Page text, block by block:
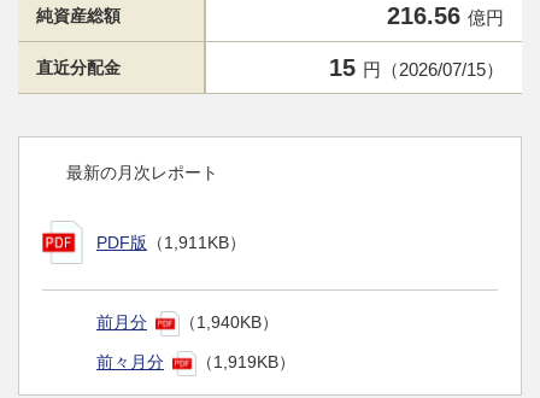
純資産総額 216.56 億円
直近分配金 15 円（2026/07/15）
最新の月次レポート
PDF版 （1,911KB）
前月分 （1,940KB）
前々月分 （1,919KB）